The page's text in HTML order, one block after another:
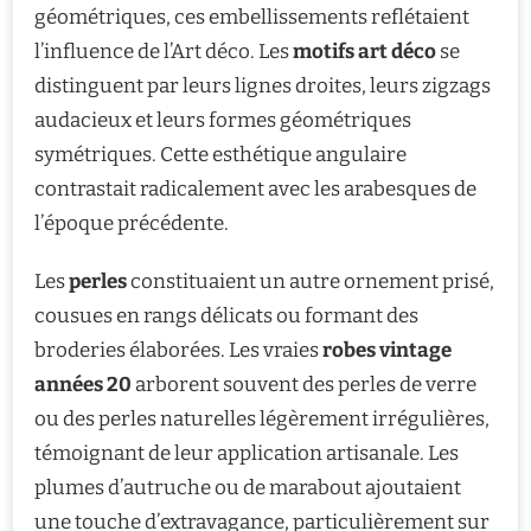
géométriques, ces embellissements reflétaient
l’influence de l’Art déco. Lesmotifs art décose
distinguent par leurs lignes droites, leurs zigzags
audacieux et leurs formes géométriques
symétriques. Cette esthétique angulaire
contrastait radicalement avec les arabesques de
l’époque précédente.
Lesperlesconstituaient un autre ornement prisé,
cousues en rangs délicats ou formant des
broderies élaborées. Les vraiesrobes vintage
années 20 arborent souvent des perles de verre
ou des perles naturelles légèrement irrégulières,
témoignant de leur application artisanale. Les
plumes d’autruche ou de marabout ajoutaient
une touche d’extravagance, particulièrement sur